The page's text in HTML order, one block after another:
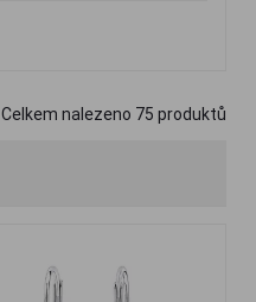
Celkem nalezeno 75 produktů